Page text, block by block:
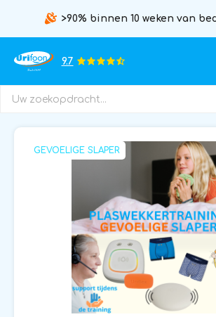
>90% binnen 10 weken van
9.7
GEVOELIGE SLAPER